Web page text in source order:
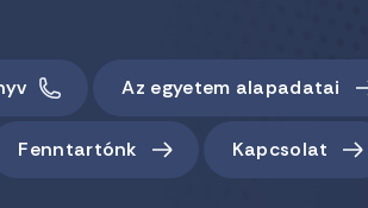
Az egyetem alapadatai
Fenntartónk Kapcsolat